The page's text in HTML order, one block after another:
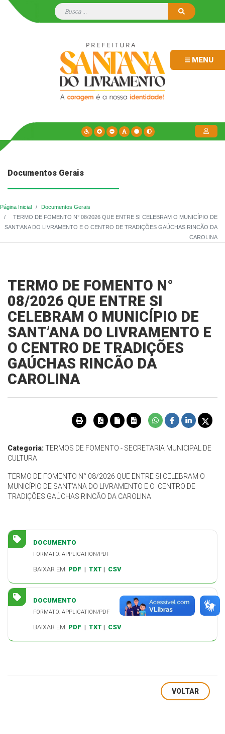
MENU
Documentos Gerais
Página Inicial
Documentos Gerais
TERMO DE FOMENTO N° 08/2026 QUE ENTRE SI CELEBRAM O MUNICÍPIO DE
SANT’ANA DO LIVRAMENTO E O CENTRO DE TRADIÇÕES GAÚCHAS RINCÃO DA
CAROLINA
TERMO DE FOMENTO N°
08/2026 QUE ENTRE SI
CELEBRAM O MUNICÍPIO DE
SANT’ANA DO LIVRAMENTO E
O CENTRO DE TRADIÇÕES
GAÚCHAS RINCÃO DA
CAROLINA
Categoria:TERMOS DE FOMENTO - SECRETARIA MUNICIPAL DE
CULTURA
TERMO DE FOMENTO N° 08/2026 QUE ENTRE SI CELEBRAM O
MUNICÍPIO DE SANT’ANA DO LIVRAMENTO E O CENTRO DE
TRADIÇÕES GAÚCHAS RINCÃO DA CAROLINA
DOCUMENTO
FORMATO: APPLICATION/PDF
BAIXAR EM: PDF | TXT | CSV
DOCUMENTO
FORMATO: APPLICATION/PDF
BAIXAR EM: PDF | TXT | CSV
VOLTAR